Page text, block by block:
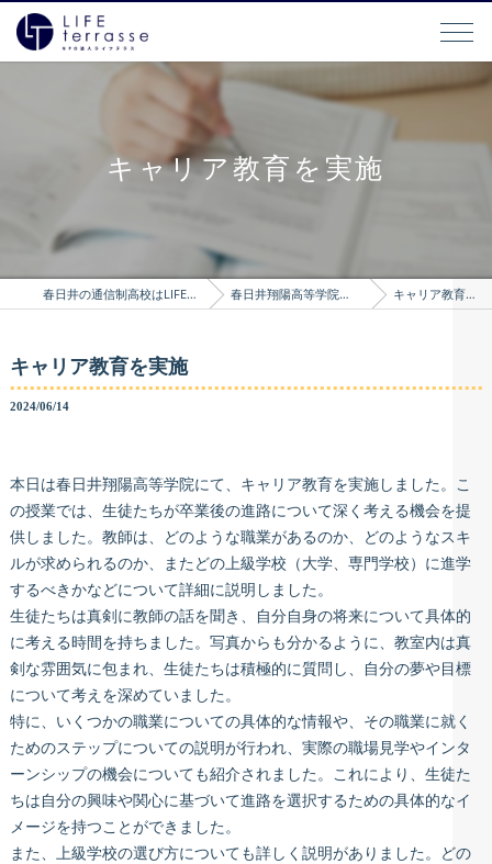
キャリア教育を実施
春日井の通信制高校はLIFEterrasse 春日井翔陽高等学院のブログ キャリア教育を実施
キャリア教育を実施
2024/06/14
本日は春日井翔陽高等学院にて、キャリア教育を実施しました。こ
の授業では、生徒たちが卒業後の進路について深く考える機会を提
供しました。教師は、どのような職業があるのか、どのようなスキ
ルが求められるのか、またどの上級学校（大学、専門学校）に進学
するべきかなどについて詳細に説明しました。
生徒たちは真剣に教師の話を聞き、自分自身の将来について具体的
に考える時間を持ちました。写真からも分かるように、教室内は真
剣な雰囲気に包まれ、生徒たちは積極的に質問し、自分の夢や目標
について考えを深めていました。
特に、いくつかの職業についての具体的な情報や、その職業に就く
ためのステップについての説明が行われ、実際の職場見学やインタ
ーンシップの機会についても紹介されました。これにより、生徒た
ちは自分の興味や関心に基づいて進路を選択するための具体的なイ
メージを持つことができました。
また、上級学校の選び方についても詳しく説明がありました。どの